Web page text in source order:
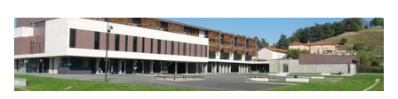
au
contenu